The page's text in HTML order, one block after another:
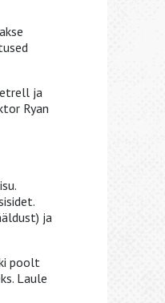
ja
Ryan
ja
poolt
Laule